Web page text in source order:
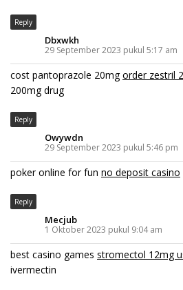
Reply
Dbxwkh
29 September 2023 pukul 5:17 am
cost pantoprazole 20mgorder zestril
200mg drug
Reply
Owywdn
29 September 2023 pukul 5:46 pm
poker online for fun no deposit casino
Reply
Mecjub
1 Oktober 2023 pukul 9:04 am
best casino games stromectol 12mg
ivermectin